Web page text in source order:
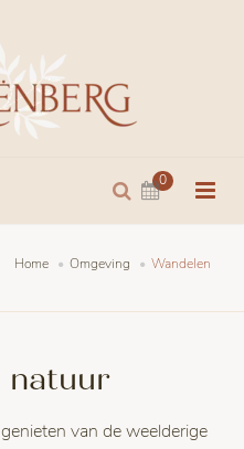
0
Home Omgeving Wandelen
natuur
van de weelderige